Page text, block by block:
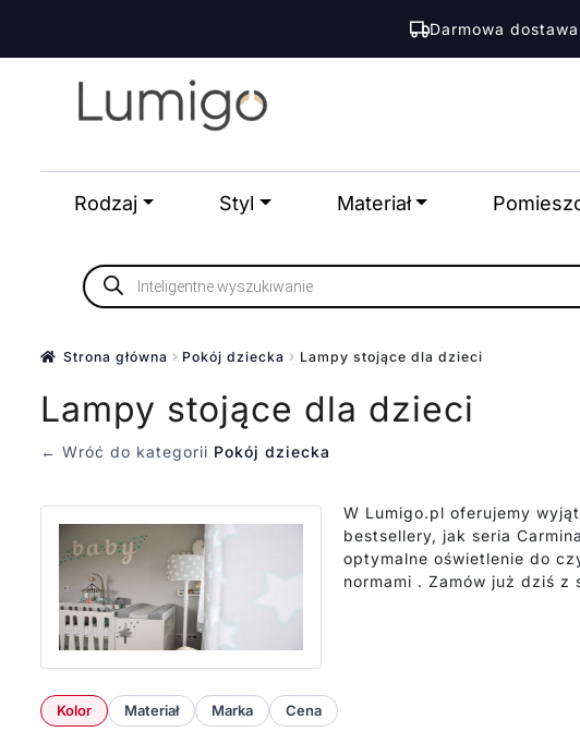
Darmowa
Przejdź
nawigacji
Przejdź
treści
Rodzaj Styl Materiał
Wyszukiwarka
produktów
Strona główna Pokój dziecka Lampy stojące dla dzieci
Lampy stojące dla dzieci
← Wróć do kategorii Pokój dziecka
W Lumigo.pl oferujemy
bestsellery, jak seria
optymalne oświetlenie do
normami . Zamów już dziś z
Kolor Materiał Marka Cena